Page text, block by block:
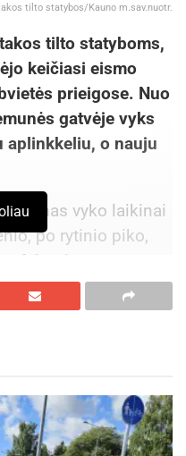
tilto statybos/Kauno m.sav.nuotr.
tilto statyboms,
keičiasi eismo
prieigose. Nuo
gatvėje vyks
aplinkkeliu, o nauju
eismas vyko laikinai
po rytinio piko,
dangą
– sako Kauno
skyriaus vedėjas
džiugina nuo pirmųjų
sezono pabaigos